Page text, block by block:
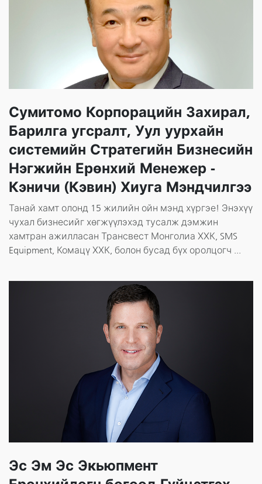
Сумитомо Корпорацийн Захирал,
Барилга угсралт, Уул уурхайн
системийн Стратегийн Бизнесийн
Нэгжийн Ерөнхий Менежер -
Кэничи (Кэвин) Хиуга Мэндчилгээ
Танай хамт олонд 15 жилийн ойн мэнд хүргэе! Энэхүү
чухал бизнесийг хөгжүүлэхэд тусалж дэмжин
хамтран ажилласан Трансвест Монголиа ХХК, SMS
Equipment, Комацү ХХК, болон бусад бүх оролцогч ...
Эс Эм Эс Экьюпмент